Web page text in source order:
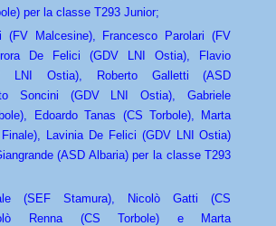
per la classe T293 Junior;
(FV Malcesine), Francesco Parolari (FV
De Felici (GDV LNI Ostia), Flavio
LNI Ostia), Roberto Galletti (ASD
Soncini (GDV LNI Ostia), Gabriele
Edoardo Tanas (CS Torbole), Marta
Lavinia De Felici (GDV LNI Ostia)
(ASD Albaria) per la classe T293
(SEF Stamura), Nicolò Gatti (CS
Renna (CS Torbole) e Marta